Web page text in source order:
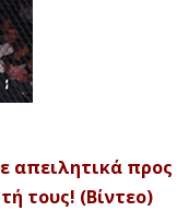
απειλητικά προς
τους! (Βίντεο)